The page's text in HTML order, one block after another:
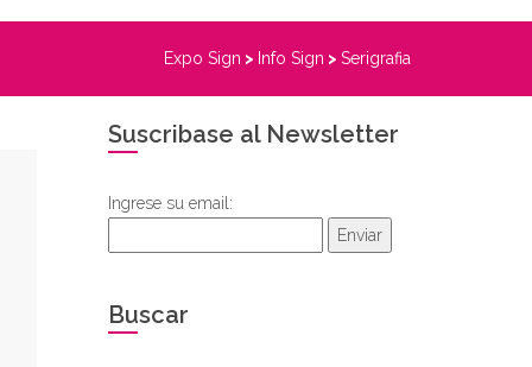
Expo Sign > Info Sign > Serigrafia
Suscribase al Newsletter
Ingrese su email:
Enviar
Buscar